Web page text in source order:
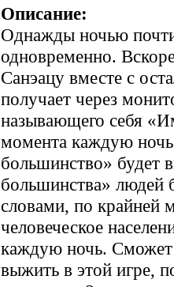
Описание:
Однажды ночью
одновременно.
Санэацу вместе с
получает через
называющего себя
момента каждую
большинство» будет
большинства» людей
словами, по крайней
человеческое
каждую ночь. Сможет
выжить в этой игре,